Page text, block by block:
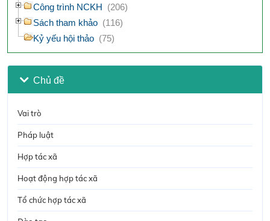
Công trình NCKH (206)
Sách tham khảo (116)
Kỷ yếu hội thảo (75)
Chủ đề
Vai trò
Pháp luật
Hợp tác xã
Hoạt động hợp tác xã
Tổ chức hợp tác xã